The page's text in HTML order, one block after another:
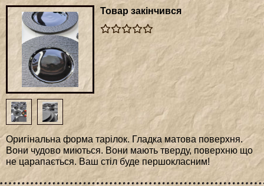
Товар закінчився
Оригінальна форма тарілок. Гладка матова поверхня.
Вони чудово миються. Вони мають тверду, поверхню що
не царапається. Ваш стіл буде першокласним!